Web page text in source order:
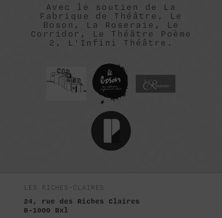
Avec le soutien de La
Fabrique de Théâtre, Le
Boson, La Roseraie, Le
Corridor, Le Théâtre Poème
2, L'Infini Théâtre.
LES RICHES-CLAIRES
24, rue des Riches Claires
B-1000 Bxl